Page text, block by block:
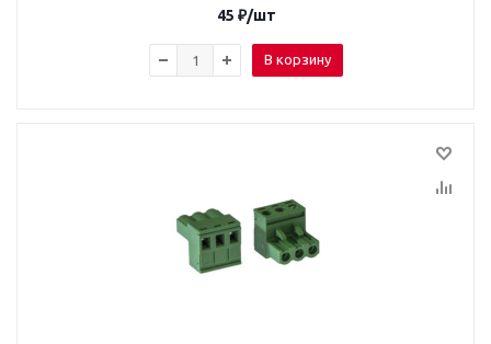
45 ₽/шт
В корзину